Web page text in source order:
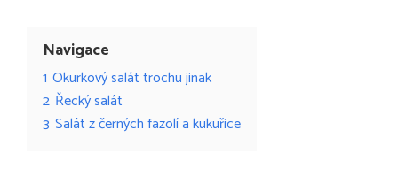
Navigace
1 Okurkový salát trochu jinak
2 Řecký salát
3 Salát z černých fazolí a kukuřice